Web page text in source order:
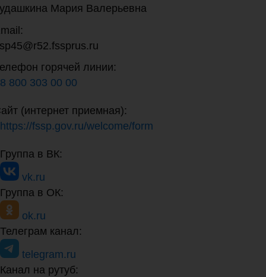
Мария Валерьевна
горячей линии:
8 800 303 00 00
(интернет приемная):
https://fssp.gov.ru/welcome/form
Группа в ВК:
vk.ru
Группа в ОК:
ok.ru
Телеграм канал:
telegram.ru
Канал на рутуб: